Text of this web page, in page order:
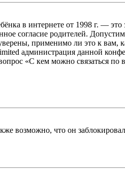
в интернете от 1998 г. —
согласие родителей.
применимо ли это к вам,
администрация данной
«С кем можно связаться
возможно, что он